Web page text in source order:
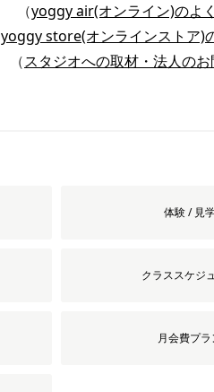
（yoggy air(オンライン)のよ
yoggy store(オンラインストア)
（スタジオへの取材・法人の
体験 / 見
クラススケジ
月会費プラ